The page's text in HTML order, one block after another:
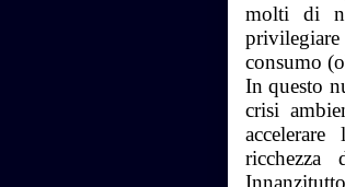
molti di
consumo
In questo
crisi
ricchezza